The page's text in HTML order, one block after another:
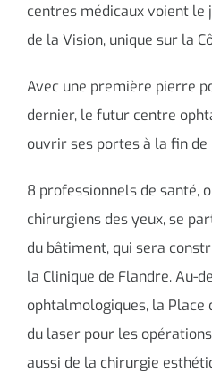
centres médicaux voient le
de la Vision, unique sur la
Avec une première pierre
dernier, le futur centre
ouvrir ses portes à la fin de
8 professionnels de santé,
chirurgiens des yeux, se
du bâtiment, qui sera
la Clinique de Flandre. Au-
ophtalmologiques, la Place
du laser pour les
aussi de la chirurgie